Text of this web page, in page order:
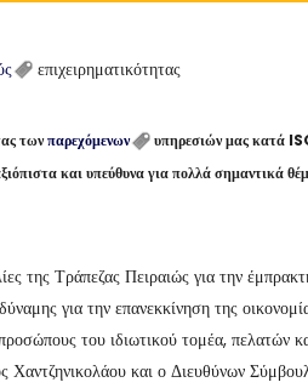
επιχειρηματικότητας
τωνπαρεχόμενων
υπηρεσιών μας κατά
και υπεύθυνα για πολλά σημαντικά
της Τράπεζας Πειραιώς για την
για την επανεκκίνηση της
του ιδιωτικού τομέα, πελατών
Χαντζηνικολάου και ο Διευθύνων